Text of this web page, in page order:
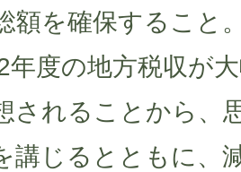
額を確保すること
年度の地方税収が
されることから、
講じるとともに、